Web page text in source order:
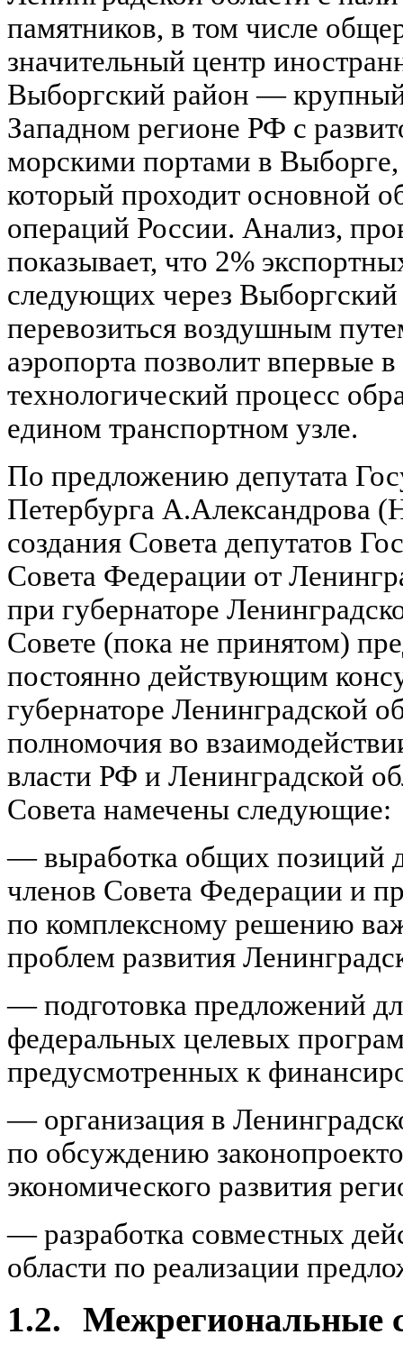
памятников, в том числе
значительный центр
Выборгский район —
Западном регионе РФ с
морскими портами в
который проходит основной
операций России. Анализ,
показывает, что 2%
следующих через Выборгский
перевозиться воздушным
аэропорта позволит впервые
технологический процесс
едином транспортном узле.
По предложению депутата
Петербурга А.Александрова
создания Совета депутатов
Совета Федерации от
при губернаторе
Совете (пока не принятом)
постоянно действующим
губернаторе Ленинградской
полномочия во
власти РФ и Ленинградской
Совета намечены следующие:
— выработка общих позиций
членов Совета Федерации и
по комплексному решению
проблем развития
— подготовка предложений
федеральных целевых
предусмотренных к
— организация в
по обсуждению
экономического развития
— разработка совместных
области по реализации
1.2. Межрегиональные